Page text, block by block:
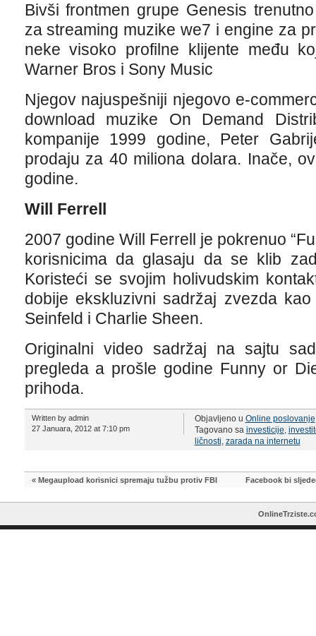
Bivši frontmen grupe Genesis
za streaming muzike we7 i engine za
neke visoko profilne klijente među
Warner Bros i Sony Music
Njegov najuspešniji njegovo e-
download muzike On Demand
kompanije 1999 godine, Peter
prodaju za 40 miliona dolara. Inače,
godine.
Will Ferrell
2007 godine Will Ferrell je pokrenuo
korisnicima da glasaju da se klib
Koristeći se svojim holivudskim
dobije ekskluzivni sadržaj zvezda
Seinfeld i Charlie Sheen.
Originalni video sadržaj na sajtu
pregleda a prošle godine Funny or
prihoda.
Written by admin
27 Januara, 2012 at 7:10 pm
Objavljeno u Online poslovanje
Tagovano sa investicije,
ličnosti, zarada na internetu
« Megaupload korisnici spremaju tužbu protiv FBI Facebook bi